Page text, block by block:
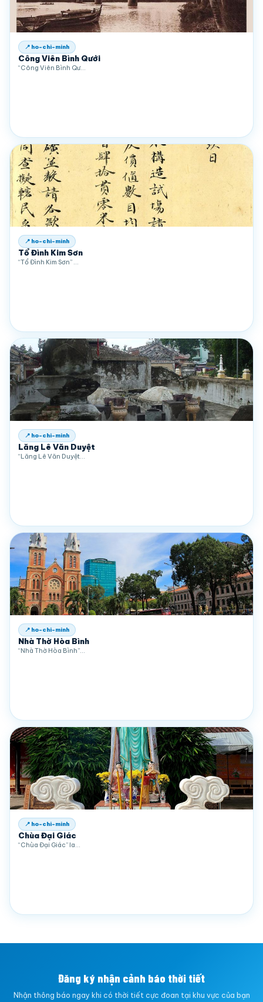
📍 ho-chi-minh
Công Viên Bình Qưới
“Công Viên Bình Qư…
📍 ho-chi-minh
Tổ Đình Kim Sơn
“Tổ Đình Kim Sơn” …
📍 ho-chi-minh
Lăng Lê Văn Duyệt
“Lăng Lê Văn Duyệt…
📍 ho-chi-minh
Nhà Thờ Hòa Bình
“Nhà Thờ Hòa Bình”…
📍 ho-chi-minh
Chùa Đại Giác
“Chùa Đại Giác” la…
Đăng ký nhận cảnh báo thời tiết
Nhận thông báo ngay khi có thời tiết cực đoan tại khu vực của bạn